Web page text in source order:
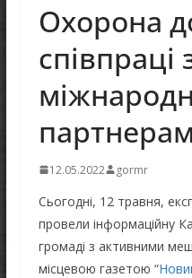
Охорона
співпраці
12.05.2022 gormr
Сьогодні, 12 травня,
провели інформаційну
громаді з активними
місцевою газетою “